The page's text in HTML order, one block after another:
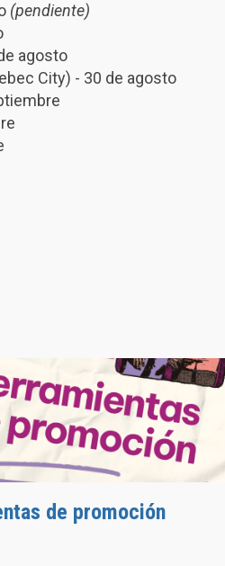
(pendiente)
agosto
City) - 30 de agosto
de promoción